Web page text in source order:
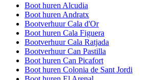
Boot huren Alcudia
Boot huren Andratx
Bootverhuur Cala d'Or
Boot huren Cala Figuera
Bootverhuur Cala Ratjada
Bootverhuur Can Pastilla
Boot huren Can Picafort
Boot huren Colonia de Sant Jordi